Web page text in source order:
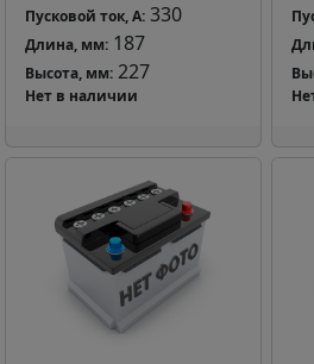
Пусковой ток, А: 330
Длина, мм: 187
Высота, мм: 227
Нет в наличии